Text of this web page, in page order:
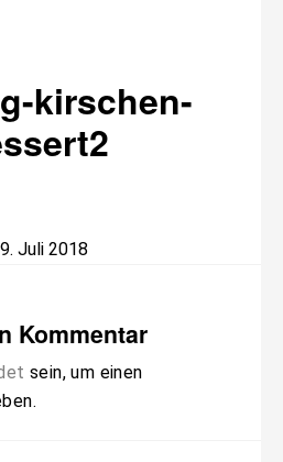
kirschen-
9. Juli 2018
Kommentar
sein, um einen